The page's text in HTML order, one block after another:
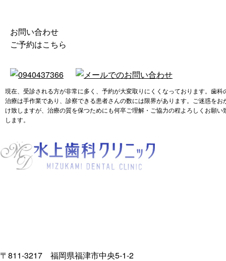
お問い合わせ
ご予約はこちら
現在、受診される方が非常に多く、予約が大変取りにくくなっております。歯科
治療は手作業であり、診察できる患者さんの数には限界があります。ご迷惑をお
け致しますが、治療の質を保つためにも何卒ご理解・ご協力の程よろしくお願い
します。
〒811-3217 福岡県福津市中央5-1-2